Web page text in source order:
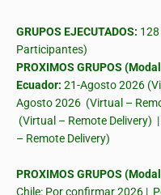
GRUPOS EJECUTADOS: 128
Participantes)
PROXIMOS GRUPOS
Ecuador: 21-Agosto 2026
Agosto 2026 (Virtual –
(Virtual – Remote Delivery) |
– Remote Delivery)
PROXIMOS GRUPOS
Chile: Por confirmar 2026 |